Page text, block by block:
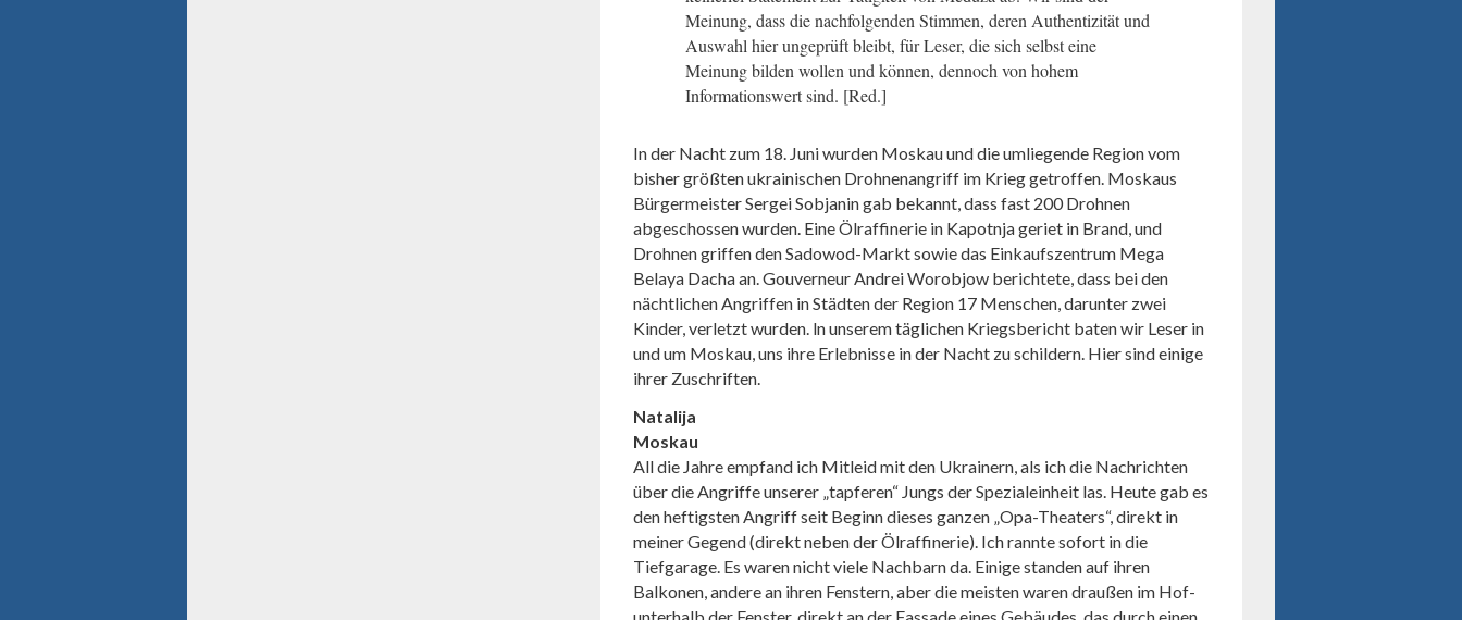
Meinung, dass die nachfolgenden Stimmen, deren Authentizität und
Auswahl hier ungeprüft bleibt, für Leser, die sich selbst eine
Meinung bilden wollen und können, dennoch von hohem
Informationswert sind. [Red.]
In der Nacht zum 18. Juni wurden Moskau und die umliegende Region vom
bisher größten ukrainischen Drohnenangriff im Krieg getroffen. Moskaus
Bürgermeister Sergei Sobjanin gab bekannt, dass fast 200 Drohnen
abgeschossen wurden. Eine Ölraffinerie in Kapotnja geriet in Brand, und
Drohnen griffen den Sadowod-Markt sowie das Einkaufszentrum Mega
Belaya Dacha an. Gouverneur Andrei Worobjow berichtete, dass bei den
nächtlichen Angriffen in Städten der Region 17 Menschen, darunter zwei
Kinder, verletzt wurden. ln unserem täglichen Kriegsbericht baten wir Leser in
und um Moskau, uns ihre Erlebnisse in der Nacht zu schildern. Hier sind einige
ihrer Zuschriften.
Natalija
Moskau
All die Jahre empfand ich Mitleid mit den Ukrainern, als ich die Nachrichten
über die Angriffe unserer „tapferen“ Jungs der Spezialeinheit las. Heute gab es
den heftigsten Angriff seit Beginn dieses ganzen „Opa-Theaters“, direkt in
meiner Gegend (direkt neben der Ölraffinerie). Ich rannte sofort in die
Tiefgarage. Es waren nicht viele Nachbarn da. Einige standen auf ihren
Balkonen, andere an ihren Fenstern, aber die meisten waren draußen im Hof-